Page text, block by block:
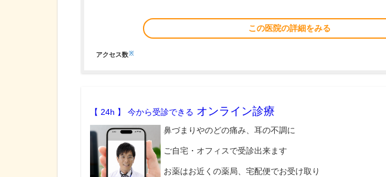
この医院の詳細をみる
アクセス数※
【 24h 】 今から受診できる オンライン診療
鼻づまりやのどの痛み、耳の不調に
ご自宅・オフィスで受診出来ます
お薬はお近くの薬局、宅配便でお受け取り